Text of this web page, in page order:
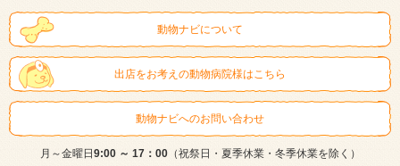
動物ナビについて
出店をお考えの動物病院様はこちら
動物ナビへのお問い合わせ
月～金曜日9:00 ～ 17：00（祝祭日・夏季休業・冬季休業を除く）